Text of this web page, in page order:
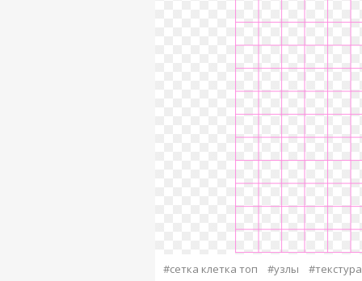
#сетка клетка топ #узлы #текстура